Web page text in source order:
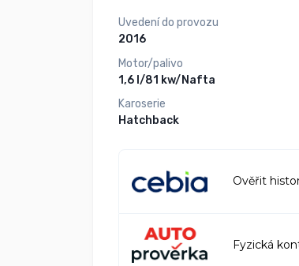
Uvedení do provozu
2016
Motor/palivo
1,6 l/81 kw/Nafta
Karoserie
Hatchback
Ověřit
Fyzická